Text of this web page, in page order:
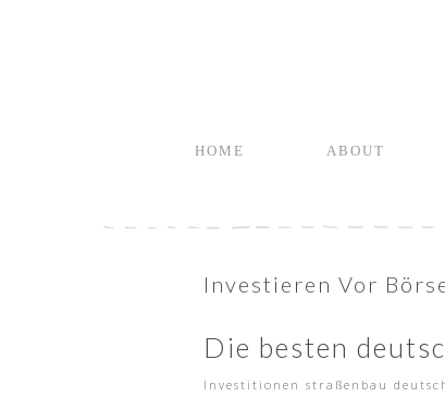
HOME ABOUT
Investieren Vor
Die besten
Investitionen straßenbau